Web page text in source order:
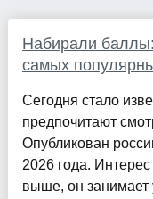
Набирали баллы:
самых
Сегодня стало
предпочитают
Опубликован
2026 года. Интерес
выше, он занимает